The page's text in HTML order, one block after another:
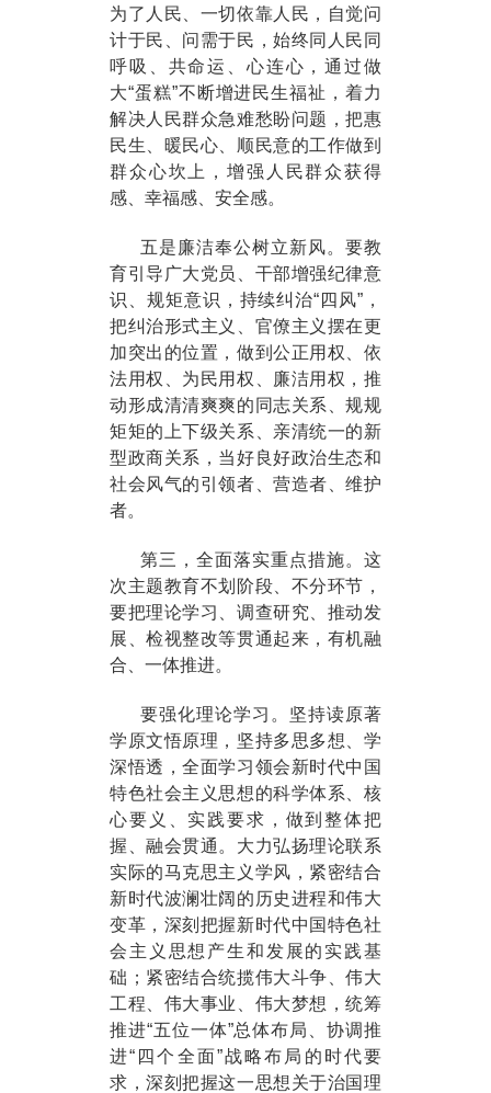
为了人民、一切依靠人民，自觉问
计于民、问需于民，始终同人民同
呼吸、共命运、心连心，通过做
大“蛋糕”不断增进民生福祉，着力
解决人民群众急难愁盼问题，把惠
民生、暖民心、顺民意的工作做到
群众心坎上，增强人民群众获得
感、幸福感、安全感。
五是廉洁奉公树立新风。要教
育引导广大党员、干部增强纪律意
识、规矩意识，持续纠治“四风”，
把纠治形式主义、官僚主义摆在更
加突出的位置，做到公正用权、依
法用权、为民用权、廉洁用权，推
动形成清清爽爽的同志关系、规规
矩矩的上下级关系、亲清统一的新
型政商关系，当好良好政治生态和
社会风气的引领者、营造者、维护
者。
第三，全面落实重点措施。这
次主题教育不划阶段、不分环节，
要把理论学习、调查研究、推动发
展、检视整改等贯通起来，有机融
合、一体推进。
要强化理论学习。坚持读原著
学原文悟原理，坚持多思多想、学
深悟透，全面学习领会新时代中国
特色社会主义思想的科学体系、核
心要义、实践要求，做到整体把
握、融会贯通。大力弘扬理论联系
实际的马克思主义学风，紧密结合
新时代波澜壮阔的历史进程和伟大
变革，深刻把握新时代中国特色社
会主义思想产生和发展的实践基
础；紧密结合统揽伟大斗争、伟大
工程、伟大事业、伟大梦想，统筹
推进“五位一体”总体布局、协调推
进“四个全面”战略布局的时代要
求，深刻把握这一思想关于治国理